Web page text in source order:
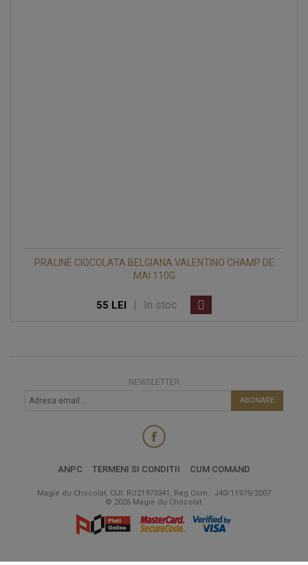
PRALINE CIOCOLATA BELGIANA VALENTINO CHAMP DE
MAI 110G
55 LEI In stoc
NEWSLETTER
ABONARE
ANPC TERMENI SI CONDITII CUM COMAND
Magie du Chocolat, CUI: RO21973341, Reg Com.: J40/11979/2007
© 2026 Magie du Chocolat.